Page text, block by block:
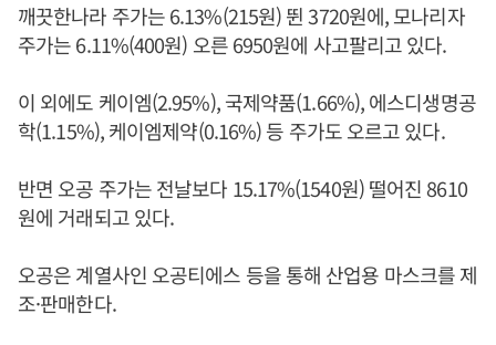
깨끗한나라 주가는 6.13%(215원) 뛴 3720원에, 모나리자
주가는 6.11%(400원) 오른 6950원에 사고팔리고 있다.
이 외에도 케이엠(2.95%), 국제약품(1.66%), 에스디생명공
학(1.15%), 케이엠제약(0.16%) 등 주가도 오르고 있다.
반면 오공 주가는 전날보다 15.17%(1540원) 떨어진 8610
원에 거래되고 있다.
오공은 계열사인 오공티에스 등을 통해 산업용 마스크를 제
조·판매한다.